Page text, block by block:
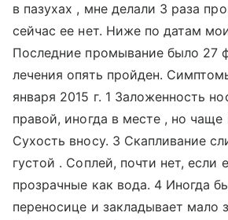
в пазухах , мне делали 3 раза
сейчас ее нет. Ниже по датам
Последние промывание было 27
лечения опять пройден.
января 2015 г. 1 Заложенность
правой, иногда в месте , но чаще
Сухость вносу. 3 Скапливание
густой . Соплей, почти нет, если
прозрачные как вода. 4 Иногда
переносице и закладывает мало